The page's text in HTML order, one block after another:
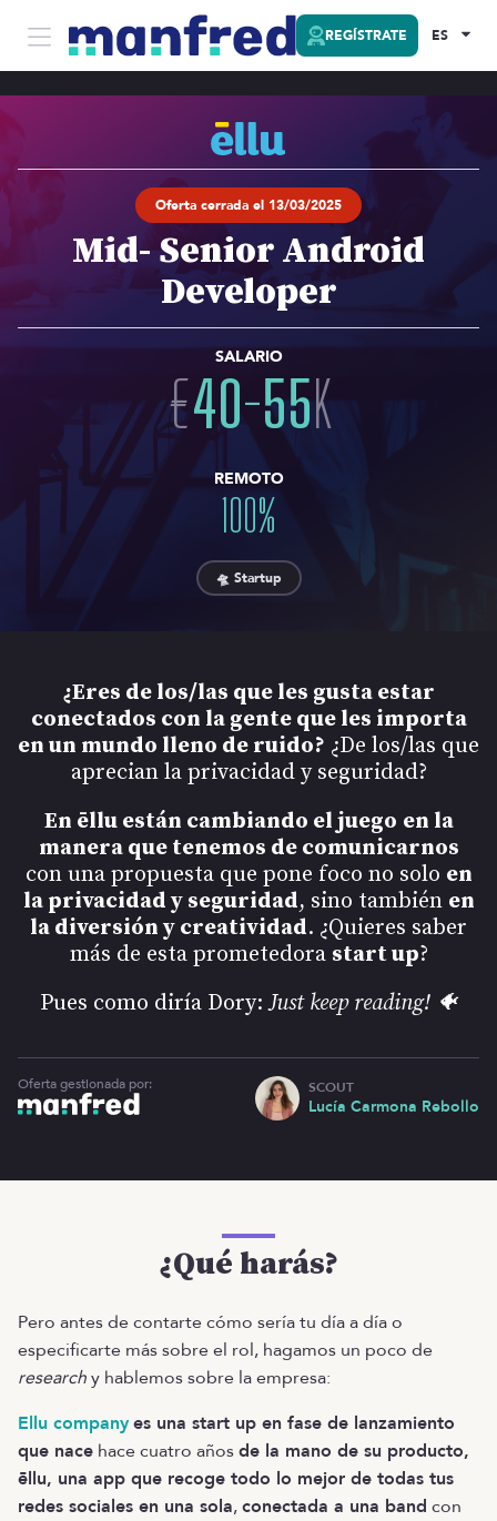
REGÍSTRATE ES
Oferta cerrada el 13/03/2025
Mid- Senior Android
Developer
SALARIO
€40-55K
REMOTO
100%
🛸 Startup
¿Eres de los/las que les gusta estar
conectados con la gente que les importa
en un mundo lleno de ruido? ¿De los/las que
aprecian la privacidad y seguridad?
En ēllu están cambiando el juego en la
manera que tenemos de comunicarnos
con una propuesta que pone foco no solo en
la privacidad y seguridad, sino también en
la diversión y creatividad. ¿Quieres saber
más de esta prometedora start up?
Pues como diría Dory:Just keep reading! 🐠
Oferta gestionada por: SCOUT
Lucía Carmona Rebollo
¿Qué harás?
Pero antes de contarte cómo sería tu día a día o
especificarte más sobre el rol, hagamos un poco de
researchy hablemos sobre la empresa:
Ellu companyes una start up en fase de lanzamiento
que nace hace cuatro añosde la mano de su producto,
ēllu, una app que recoge todo lo mejor de todas tus
redes sociales en una sola,conectada a una band con